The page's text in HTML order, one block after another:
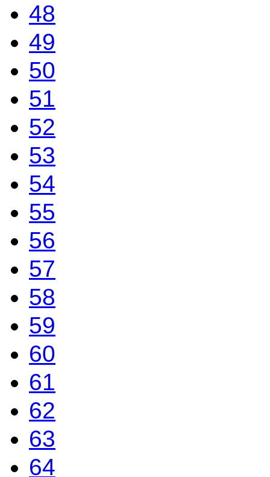
48
49
50
51
52
53
54
55
56
57
58
59
60
61
62
63
64